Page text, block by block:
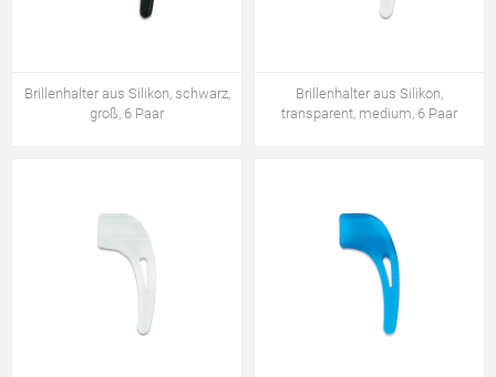
Brillenhalter aus Silikon, schwarz,
groß, 6 Paar
Brillenhalter aus Silikon,
transparent, medium, 6 Paar